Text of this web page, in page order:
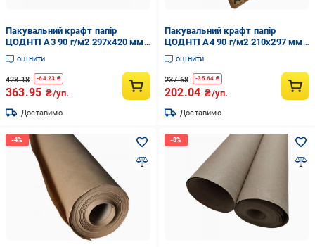
Пакувальний крафт папір
ЦОДНТІ А3 90 г/м2 297x420 мм
250 аркушів (Kraft 297/420 90
250 3)
оцінити
428.18 -64.23 ₴
363.95 ₴/уп.
Доставимо
Пакувальний крафт папір
ЦОДНТІ А4 90 г/м2 210x297 мм
250 аркушів (Kraft 210/297 90
250 3)
оцінити
237.68 -35.64 ₴
202.04 ₴/уп.
Доставимо